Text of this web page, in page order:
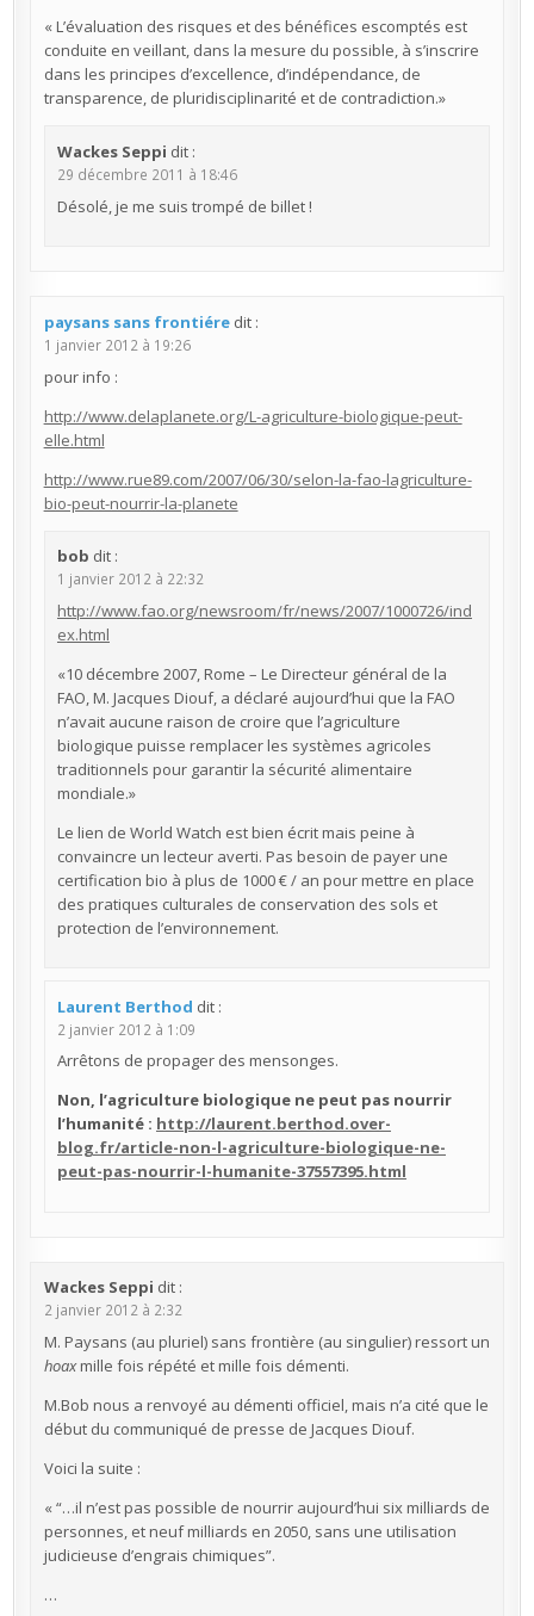
« L’évaluation des risques et des bénéfices escomptés est
conduite en veillant, dans la mesure du possible, à s’inscrire
dans les principes d’excellence, d’indépendance, de
transparence, de pluridisciplinarité et de contradiction.»
Wackes Seppi dit :
29 décembre 2011 à 18:46
Désolé, je me suis trompé de billet !
paysans sans frontiére dit :
1 janvier 2012 à 19:26
pour info :
http://www.delaplanete.org/L-agriculture-biologique-peut-
elle.html
http://www.rue89.com/2007/06/30/selon-la-fao-lagriculture-
bio-peut-nourrir-la-planete
bob dit :
1 janvier 2012 à 22:32
http://www.fao.org/newsroom/fr/news/2007/1000726/ind
ex.html
«10 décembre 2007, Rome – Le Directeur général de la
FAO, M. Jacques Diouf, a déclaré aujourd’hui que la FAO
n’avait aucune raison de croire que l’agriculture
biologique puisse remplacer les systèmes agricoles
traditionnels pour garantir la sécurité alimentaire
mondiale.»
Le lien de World Watch est bien écrit mais peine à
convaincre un lecteur averti. Pas besoin de payer une
certification bio à plus de 1000 € / an pour mettre en place
des pratiques culturales de conservation des sols et
protection de l’environnement.
Laurent Berthod dit :
2 janvier 2012 à 1:09
Arrêtons de propager des mensonges.
Non, l’agriculture biologique ne peut pas nourrir
l’humanité: http://laurent.berthod.over-
blog.fr/article-non-l-agriculture-biologique-ne-
peut-pas-nourrir-l-humanite-37557395.html
Wackes Seppi dit :
2 janvier 2012 à 2:32
M. Paysans (au pluriel) sans frontière (au singulier) ressort un
hoaxmille fois répété et mille fois démenti.
M.Bob nous a renvoyé au démenti officiel, mais n’a cité que le
début du communiqué de presse de Jacques Diouf.
Voici la suite :
« “…il n’est pas possible de nourrir aujourd’hui six milliards de
personnes, et neuf milliards en 2050, sans une utilisation
judicieuse d’engrais chimiques”.
…